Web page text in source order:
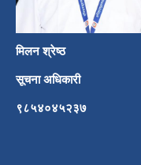
मिलन श्रेष्ठ
सूचना अधिकारी
९८५४०४५२३७